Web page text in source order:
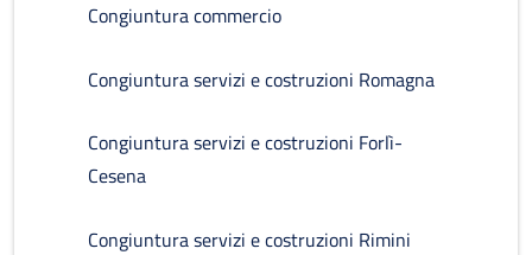
Congiuntura commercio
Congiuntura servizi e costruzioni Romagna
Congiuntura servizi e costruzioni Forlì-
Cesena
Congiuntura servizi e costruzioni Rimini